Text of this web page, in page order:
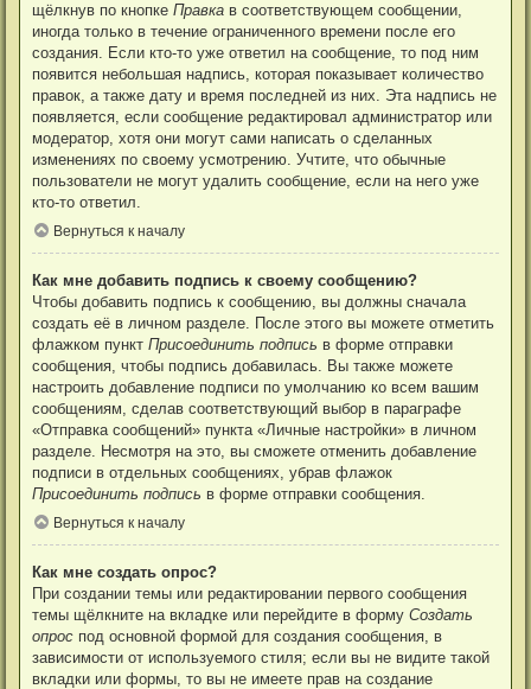
щёлкнув по кнопке Правка в соответствующем сообщении,
иногда только в течение ограниченного времени после его
создания. Если кто-то уже ответил на сообщение, то под ним
появится небольшая надпись, которая показывает количество
правок, а также дату и время последней из них. Эта надпись не
появляется, если сообщение редактировал администратор или
модератор, хотя они могут сами написать о сделанных
изменениях по своему усмотрению. Учтите, что обычные
пользователи не могут удалить сообщение, если на него уже
кто-то ответил.
Вернуться к началу
Как мне добавить подпись к своему сообщению?
Чтобы добавить подпись к сообщению, вы должны сначала
создать её в личном разделе. После этого вы можете отметить
флажком пункт Присоединить подпись в форме отправки
сообщения, чтобы подпись добавилась. Вы также можете
настроить добавление подписи по умолчанию ко всем вашим
сообщениям, сделав соответствующий выбор в параграфе
«Отправка сообщений» пункта «Личные настройки» в личном
разделе. Несмотря на это, вы сможете отменить добавление
подписи в отдельных сообщениях, убрав флажок
Присоединить подпись в форме отправки сообщения.
Вернуться к началу
Как мне создать опрос?
При создании темы или редактировании первого сообщения
темы щёлкните на вкладке или перейдите в форму Создать
опрос под основной формой для создания сообщения, в
зависимости от используемого стиля; если вы не видите такой
вкладки или формы, то вы не имеете прав на создание